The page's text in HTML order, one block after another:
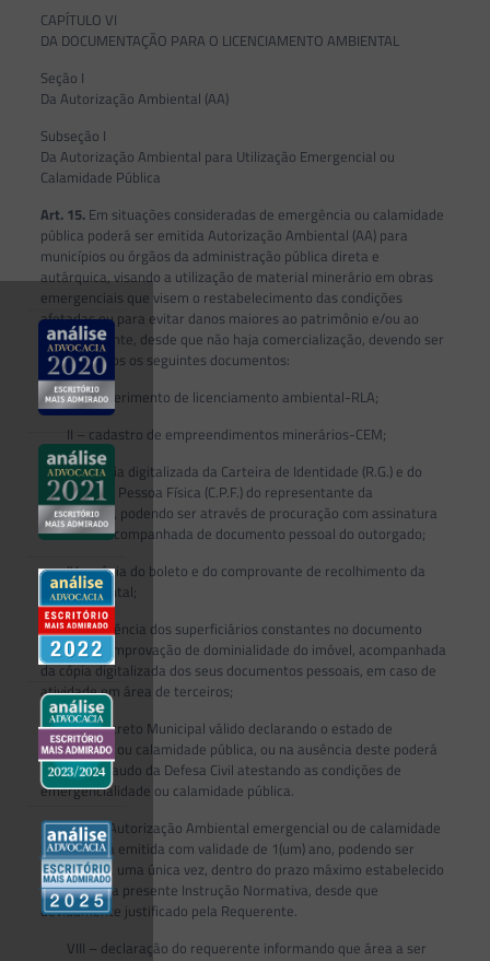
CAPÍTULO VI
DA DOCUMENTAÇÃO PARA O LICENCIAMENTO AMBIENTAL
Seção I
Da Autorização Ambiental (AA)
Subseção I
Da Autorização Ambiental para Utilização Emergencial ou
Calamidade Pública
Art. 15.Em situações consideradas de emergência ou calamidade
pública poderá ser emitida Autorização Ambiental (AA) para
municípios ou órgãos da administração pública direta e
autárquica, visando a utilização de material minerário em obras
emergenciais que visem o restabelecimento das condições
afetadas ou para evitar danos maiores ao patrimônio e/ou ao
meio ambiente, desde que não haja comercialização, devendo ser
apresentados os seguintes documentos:
I – requerimento de licenciamento ambiental-RLA;
II – cadastro de empreendimentos minerários-CEM;
III – cópia digitalizada da Carteira de Identidade (R.G.) e do
Cadastro de Pessoa Física (C.P.F.) do representante da
Requerente, podendo ser através de procuração com assinatura
eletrônica acompanhada de documento pessoal do outorgado;
IV – cópia do boleto e do comprovante de recolhimento da
taxa ambiental;
V – anuência dos superficiários constantes no documento
válido de comprovação de dominialidade do imóvel, acompanhada
da cópia digitalizada dos seus documentos pessoais, em caso de
atividade em área de terceiros;
VI – Decreto Municipal válido declarando o estado de
emergência ou calamidade pública, ou na ausência deste poderá
ser aceito Laudo da Defesa Civil atestando as condições de
emergencialidade ou calamidade pública.
VII – a Autorização Ambiental emergencial ou de calamidade
pública será emitida com validade de 1(um) ano, podendo ser
prorrogada, uma única vez, dentro do prazo máximo estabelecido
no Art. 46 da presente Instrução Normativa, desde que
devidamente justificado pela Requerente.
VIII – declaração do requerente informando que área a ser